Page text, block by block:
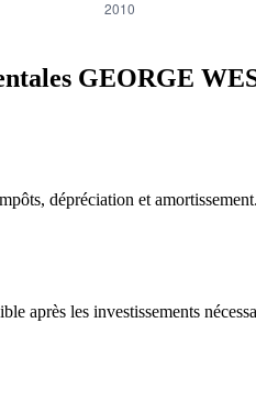
GEORGE
dépréciation et amortissement.
après les investissements